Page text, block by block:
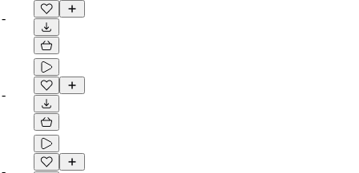
-
-